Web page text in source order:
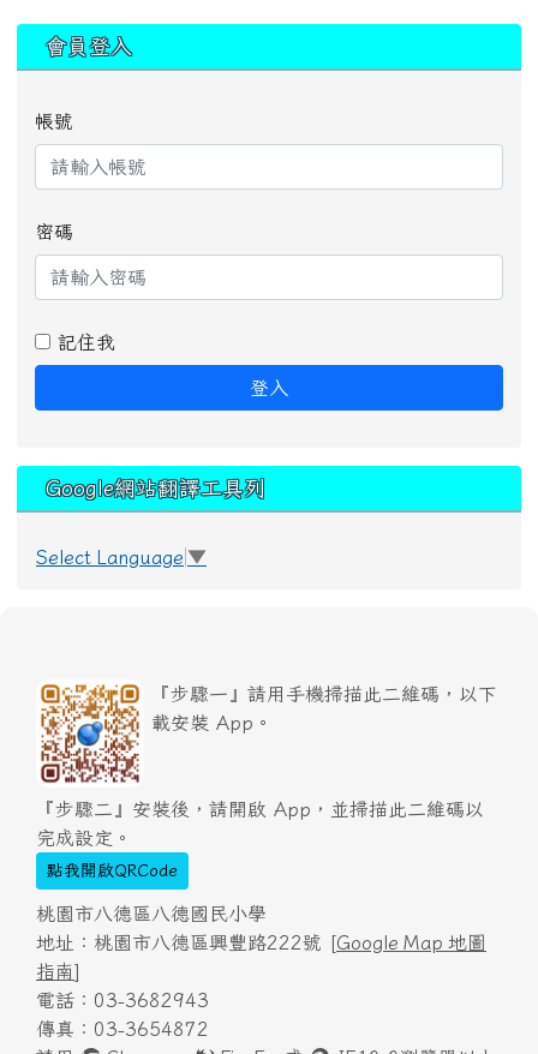
會員登入
帳號
密碼
記住我
登入
Google網站翻譯工具列
Select Language ▼
『步驟一』請用手機掃描此二維碼，以下
載安裝 App。
『步驟二』安裝後，請開啟 App，並掃描此二維碼以
完成設定。
點我開啟QRCode
桃園市八德區八德國民小學
地址：桃園市八德區興豐路222號 [Google Map 地圖
指南]
電話：03-3682943
傳真：03-3654872